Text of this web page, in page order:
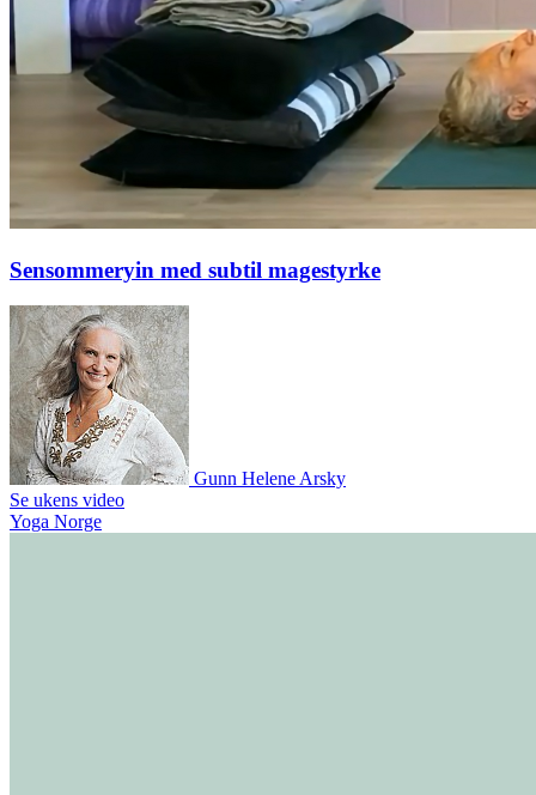
Sensommeryin med subtil magestyrke
Gunn Helene Arsky
Se ukens video
Yoga Norge